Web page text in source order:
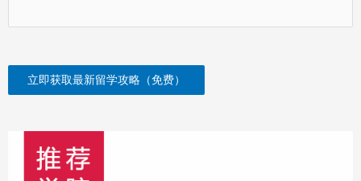
立即获取最新留学攻略（免费）